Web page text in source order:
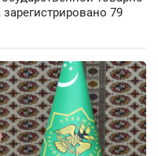
79